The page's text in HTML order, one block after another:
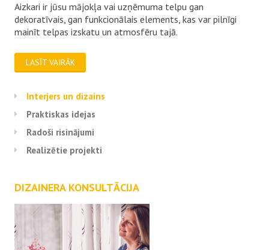
Interjers un dizains
Praktiskas idejas
Radoši risinājumi
Realizētie projekti
DIZAINERA KONSULTĀCIJA
Aizkari ir jūsu mājokļa vai uzņēmuma telpu gan
dekoratīvais, gan funkcionālais elements, kas var pilnīgi
mainīt telpas izskatu un atmosfēru tajā.
LASĪT VAIRĀK